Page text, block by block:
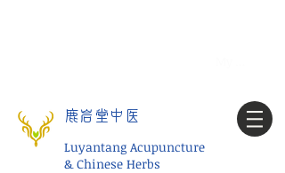
鹿岩堂中医
Luyantang Acupuncture
& Chinese Herbs